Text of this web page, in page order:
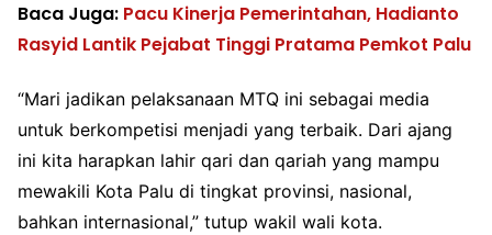
Baca Juga: Pacu Kinerja Pemerintahan, Hadianto
Rasyid Lantik Pejabat Tinggi Pratama Pemkot Palu
“Mari jadikan pelaksanaan MTQ ini sebagai media
untuk berkompetisi menjadi yang terbaik. Dari ajang
ini kita harapkan lahir qari dan qariah yang mampu
mewakili Kota Palu di tingkat provinsi, nasional,
bahkan internasional,” tutup wakil wali kota.